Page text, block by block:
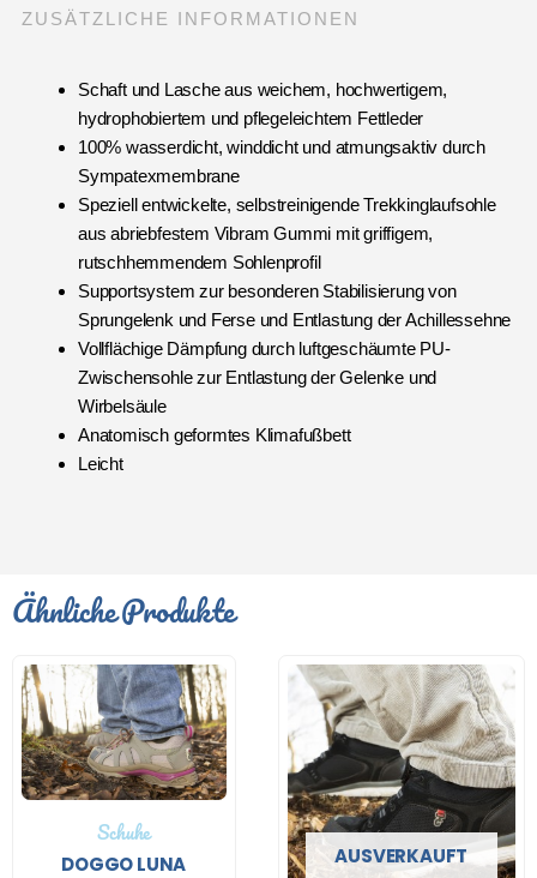
ZUSÄTZLICHE INFORMATIONEN
Schaft und Lasche aus weichem, hochwertigem,
hydrophobiertem und pflegeleichtem Fettleder
100% wasserdicht, winddicht und atmungsaktiv durch
Sympatexmembrane
Speziell entwickelte, selbstreinigende Trekkinglaufsohle
aus abriebfestem Vibram Gummi mit griffigem,
rutschhemmendem Sohlenprofil
Supportsystem zur besonderen Stabilisierung von
Sprungelenk und Ferse und Entlastung der Achillessehne
Vollflächige Dämpfung durch luftgeschäumte PU-
Zwischensohle zur Entlastung der Gelenke und
Wirbelsäule
Anatomisch geformtes Klimafußbett
Leicht
Ähnliche Produkte
Schuhe
DOGGO LUNA AUSVERKAUFT